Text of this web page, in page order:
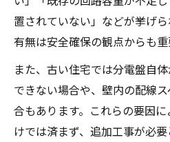
置されていない」などが挙げ
有無は安全確保の観点からも重
また、古い住宅では分電盤自
できない場合や、壁内の配線
合もあります。これらの要因
けでは済まず、追加工事が必